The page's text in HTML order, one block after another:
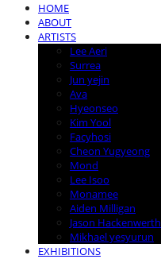
HOME
ABOUT
ARTISTS
Lee Aeri
Surrea
Jun yejin
Ava
Hyeonseo
Kim Yool
Facyhosi
Cheon Yugyeong
Mond
Lee Isoo
Monamee
Aiden Milligan
Jason Hackenwerth
Mikhael yesyurun
EXHIBITIONS